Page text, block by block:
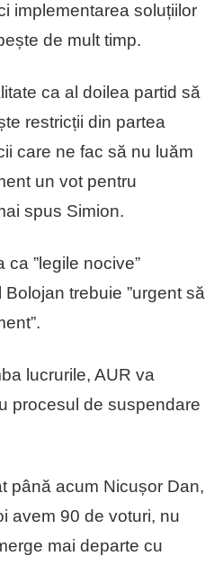
implementarea soluțiilor
de mult timp.
ca al doilea partid să
restricții din partea
care ne fac să nu luăm
un vot pentru
spus Simion.
ca ”legile nocive”
trebuie ”urgent să
lucrurile, AUR va
procesul de suspendare
până acum Nicușor Dan,
avem 90 de voturi, nu
mai departe cu